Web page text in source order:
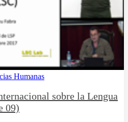
Humanas
sobre la Lengua
09)